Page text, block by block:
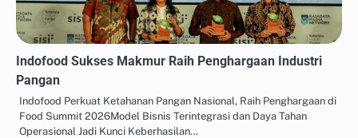
Indofood Sukses Makmur Raih Penghargaan Industri
Pangan
Indofood Perkuat Ketahanan Pangan Nasional, Raih Penghargaan di
Food Summit 2026Model Bisnis Terintegrasi dan Daya Tahan
Operasional Jadi Kunci Keberhasilan…